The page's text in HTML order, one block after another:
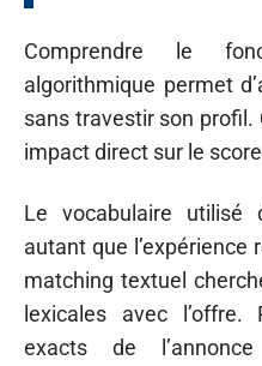
Comprendre le
algorithmique permet
sans travestir son profil.
impact direct sur le
Le vocabulaire utilisé
autant que l’expérience
matching textuel
lexicales avec l’offre.
exacts de